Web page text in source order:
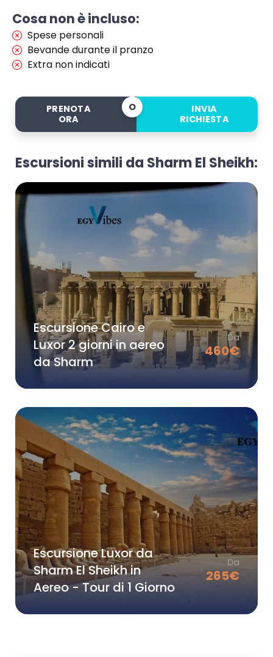
Cosa non è incluso:
Spese personali
Bevande durante il pranzo
Extra non indicati
PRENOTA
ORA
O
INVIA
RICHIESTA
Escursioni simili da Sharm El Sheikh:
Escursione Cairo e
Luxor 2 giorni in aereo
da Sharm
Da
460€
Escursione Luxor da
Sharm El Sheikh in
Aereo - Tour di 1 Giorno
Da
265€